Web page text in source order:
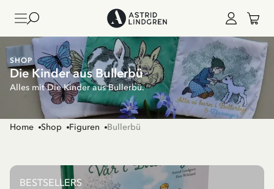
SHOP
Die Kinder aus Bullerbü
Alles mit Die Kinder aus Bullerbü.
Home Shop Figuren Bullerbü
BESTSELLERS